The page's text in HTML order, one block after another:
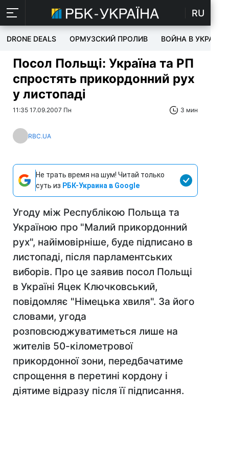
RU
DRONE DEALS ОРМУЗСКИЙ ПРОЛИВ ВОЙНА В УКРАИНЕ
Посол Польщі: Україна та РП
спростять прикордонний рух
у листопаді
11:35 17.09.2007 Пн 3 мин
RBC.UA
Не трать время на шум! Читай только
суть из РБК-Украина в Google
Угоду між Республікою Польща та
Україною про "Малий прикордонний
рух", найімовірніше, буде підписано в
листопаді, після парламентських
виборів. Про це заявив посол Польщі
в Україні Яцек Ключковський,
повідомляє "Німецька хвиля". За його
словами, угода
розповсюджуватиметься лише на
жителів 50-кілометрової
прикордонної зони, передбачатиме
спрощення в перетині кордону і
діятиме відразу після її підписання.